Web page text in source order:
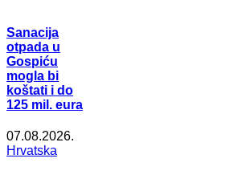
Sanacija
otpada u
Gospiću
mogla bi
koštati i do
125 mil. eura
07.08.2026.
Hrvatska